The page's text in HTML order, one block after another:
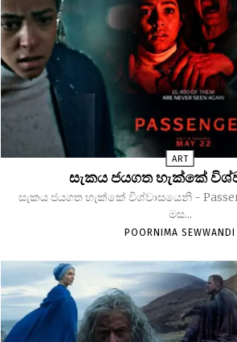
ART
සැකය ජයගත හැක්කේ
සැකය ජයගත හැක්කේ විශ්වාසයෙනි -
මස...
POORNIMA SEWWANDI